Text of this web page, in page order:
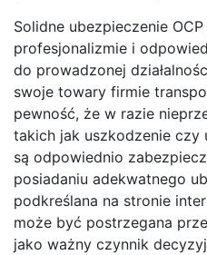
Solidne ubezpieczenie
profesjonalizmie i
do prowadzonej
swoje towary firmie
pewność, że w razie
takich jak uszkodzenie czy
są odpowiednio
posiadaniu adekwatnego
podkreślana na stronie
może być postrzegana
jako ważny czynnik